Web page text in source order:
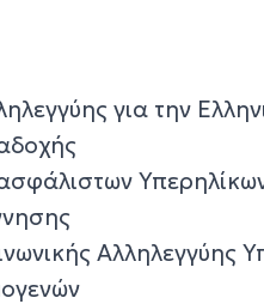
για την
Αλληλεγγύης